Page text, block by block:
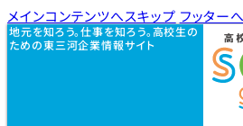
メインコンテンツへスキップ フッター
地元を知ろう。仕事を知ろう。高校生の
ための東三河企業情報サイト